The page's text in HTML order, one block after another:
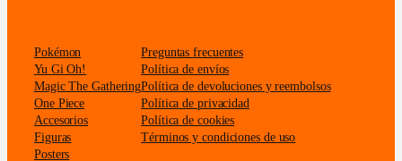
Pokémon
Yu Gi Oh!
Magic The Gathering
One Piece
Accesorios
Figuras
Posters
Preguntas frecuentes
Política de envíos
Política de devoluciones y reembolsos
Política de privacidad
Política de cookies
Términos y condiciones de uso